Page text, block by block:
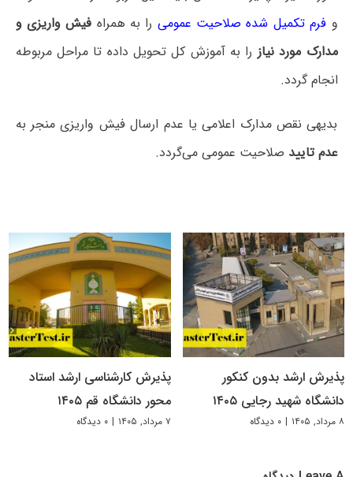
و فرم تکمیل شده صلاحیت عمومی را به همراه فیش واریزی و
مدارک مورد نیازرا به آموزش کل تحویل داده تا مراحل مربوطه
انجام گردد.
بدیهی نقص مدارک اعلامی یا عدم ارسال فیش واریزی منجر به
عدم تایید صلاحیت عمومی می‌گردد.
پذیرش ارشد بدون کنکور
دانشگاه شهید رجایی ۱۴۰۵
۸ مرداد, ۱۴۰۵ | ۰ دیدگاه
پذیرش کارشناسی ارشد استاد
محور دانشگاه قم ۱۴۰۵
۷ مرداد, ۱۴۰۵ | ۰ دیدگاه